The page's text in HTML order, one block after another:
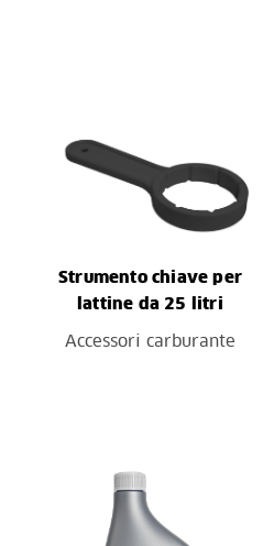
Strumento chiave per
lattine da 25 litri
Accessori carburante